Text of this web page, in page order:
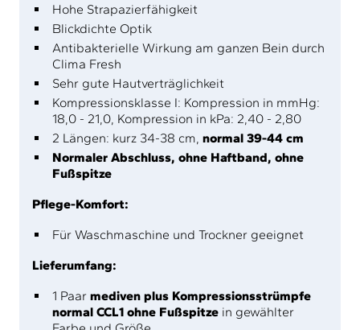
Hohe Strapazierfähigkeit
Blickdichte Optik
Antibakterielle Wirkung am ganzen Bein durch
Clima Fresh
Sehr gute Hautverträglichkeit
Kompressionsklasse I: Kompression in mmHg:
18,0 - 21,0, Kompression in kPa: 2,40 - 2,80
2 Längen: kurz 34-38 cm, normal 39-44 cm
Normaler Abschluss, ohne Haftband, ohne
Fußspitze
Pflege-Komfort:
Für Waschmaschine und Trockner geeignet
Lieferumfang:
1 Paar mediven plus Kompressionsstrümpfe
normal CCL1 ohne Fußspitze in gewählter